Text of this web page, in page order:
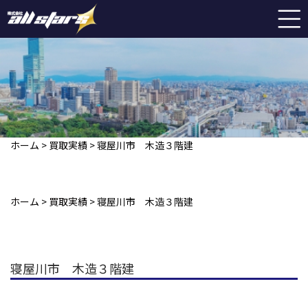
ホーム > 買取実績 >寝屋川市 木造３階建
ホーム > 買取実績 >寝屋川市 木造３階建
寝屋川市 木造３階建